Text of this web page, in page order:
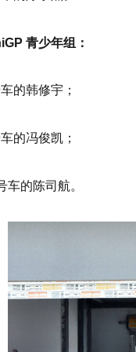
青少年组：
的韩修宇；
的冯俊凯；
车的陈司航。